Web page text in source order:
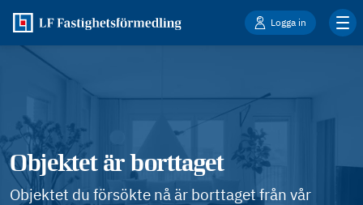
Logga in
Objektet är borttaget
Objektet du försökte nå är borttaget från vår